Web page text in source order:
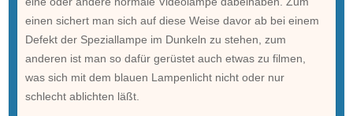
einen sichert man sich auf diese Weise davor ab bei einem
Defekt der Speziallampe im Dunkeln zu stehen, zum
anderen ist man so dafür gerüstet auch etwas zu filmen,
was sich mit dem blauen Lampenlicht nicht oder nur
schlecht ablichten läßt.